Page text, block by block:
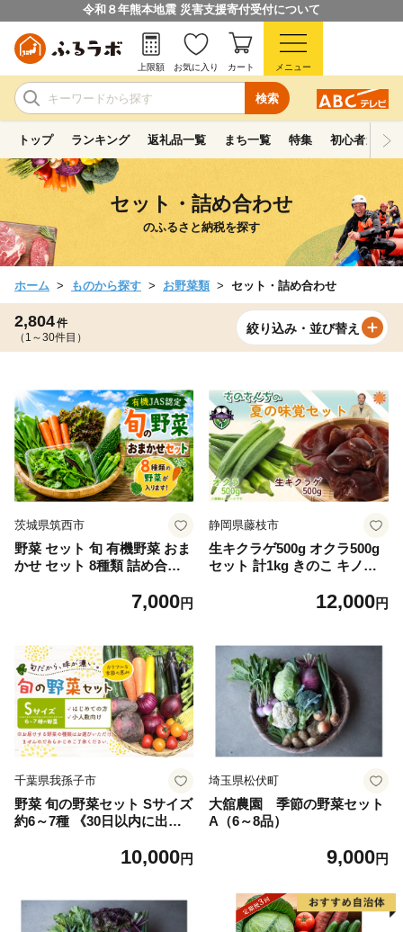
令和８年熊本地震 災害支援寄付受付について
検索
上限額 お気に入り カート メニュー
トップ ランキング 返礼品一覧 まち一覧 特集 初心者ガイド
セット・詰め合わせ
のふるさと納税を探す
ホーム ものから探す お野菜類 セット・詰め合わせ
2,804件
（1～30件目）
絞り込み・並び替え
茨城県筑西市
野菜 セット 旬 有機野菜 おま
かせ セット 8種類 詰め合わ
リーフ レタス にんじん ねぎ
sai 旬の野菜セット 7000円 新
鮮 茨城県 筑西
7,000円
静岡県藤枝市
生キクラゲ500g オクラ500g
セット 計1kg きのこ キノコ
菜 生きくらげ やさい さのさ
夏 静岡県 藤枝市
12,000円
千葉県我孫子市
野菜 旬の野菜セット Sサイズ
約6～7種 《30日以内に出荷
E!! 【配送不可地域あり】
玉ねぎ じゃがいも キャベツ
白菜 ベジライフ 千葉県 我孫
10,000円
埼玉県松伏町
大舘農園 季節の野菜セット
A（6～8品）
9,000円